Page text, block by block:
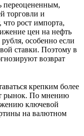
переоцененным,
торговли и
что рост импорта,
цен на нефть
особенно если
ставки. Поэтому в
возврат
крепким более
рынок. По мнению
ключевой
на валютном